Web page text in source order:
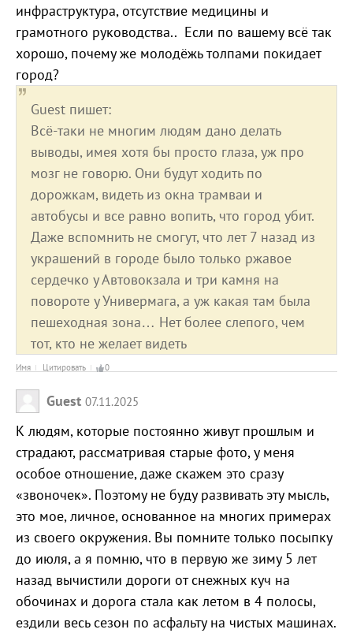
инфраструктура, отсутствие медицины и
грамотного руководства.. Если по вашему всё так
хорошо, почему же молодёжь толпами покидает
город?
Guest пишет:
Всё-таки не многим людям дано делать
выводы, имея хотя бы просто глаза, уж про
мозг не говорю. Они будут ходить по
дорожкам, видеть из окна трамваи и
автобусы и все равно вопить, что город убит.
Даже вспомнить не смогут, что лет 7 назад из
украшений в городе было только ржавое
сердечко у Автовокзала и три камня на
повороте у Универмага, а уж какая там была
пешеходная зона… Нет более слепого, чем
тот, кто не желает видеть
Имя Цитировать 0
Guest 07.11.2025
К людям, которые постоянно живут прошлым и
страдают, рассматривая старые фото, у меня
особое отношение, даже скажем это сразу
«звоночек». Поэтому не буду развивать эту мысль,
это мое, личное, основанное на многих примерах
из своего окружения. Вы помните только посыпку
до июля, а я помню, что в первую же зиму 5 лет
назад вычистили дороги от снежных куч на
обочинах и дорога стала как летом в 4 полосы,
ездили весь сезон по асфальту на чистых машинах.